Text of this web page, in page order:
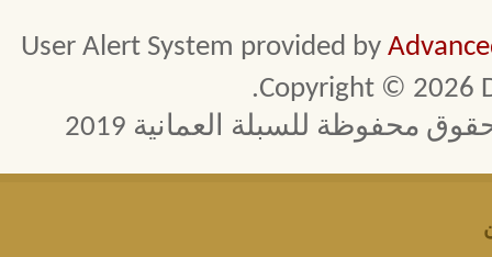
User Alert System provided by
Copyright © 2026
محفوظة للسبلة العمانية 2019